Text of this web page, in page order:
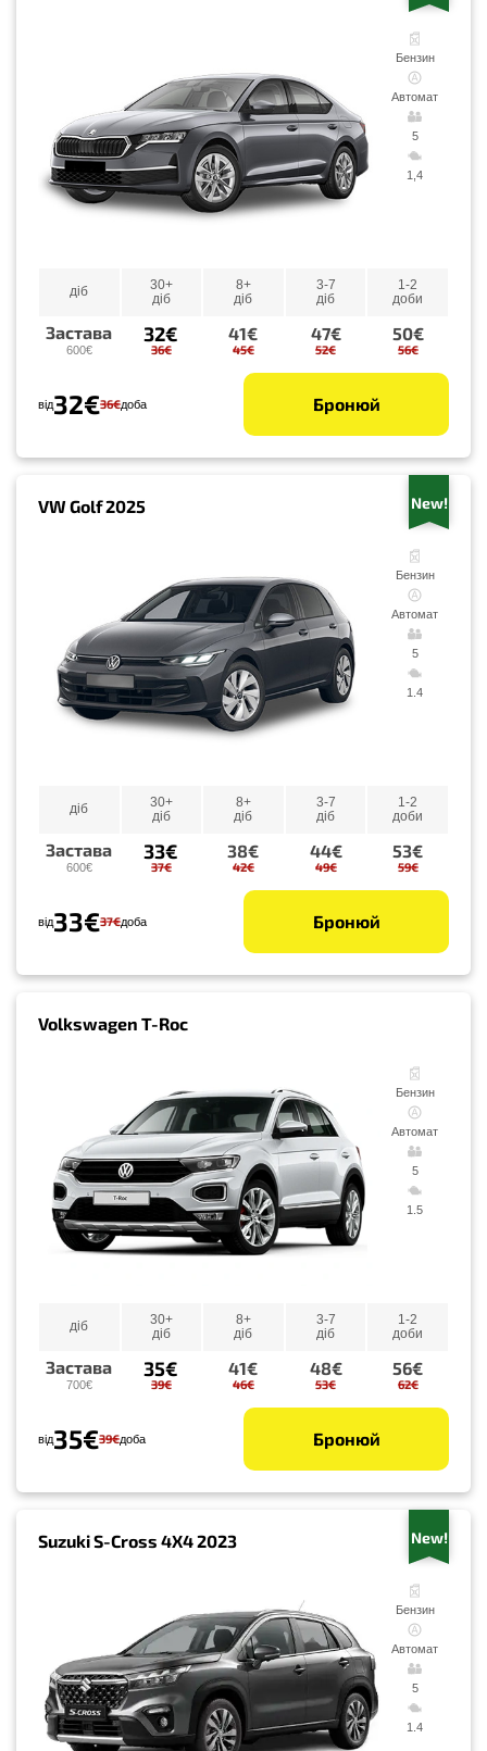
Бензин
Автомат
5
1,4
діб
30+
діб
8+
діб
3-7
діб
1-2
доби
Застава
600€
32€
36€
41€
45€
47€
52€
50€
56€
від32€36€доба Бронюй
VW Golf 2025 New!
Бензин
Автомат
5
1.4
діб
30+
діб
8+
діб
3-7
діб
1-2
доби
Застава
600€
33€
37€
38€
42€
44€
49€
53€
59€
від33€37€доба Бронюй
Volkswagen T-Roc
Бензин
Автомат
5
1.5
діб
30+
діб
8+
діб
3-7
діб
1-2
доби
Застава
700€
35€
39€
41€
46€
48€
53€
56€
62€
від35€39€доба Бронюй
Suzuki S-Cross 4X4 2023 New!
Бензин
Автомат
5
1.4